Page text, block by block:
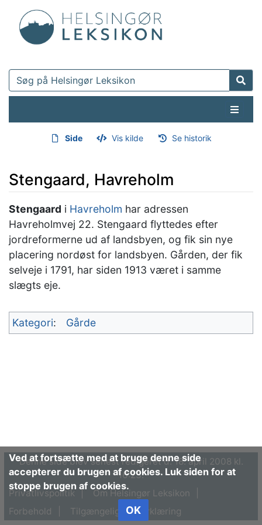
Side Vis kilde Se historik
Stengaard, Havreholm
Hop til:navigering,søgning
Stengaard i Havreholm har adressen
Havreholmvej 22. Stengaard flyttedes efter
jordreformerne ud af landsbyen, og fik sin nye
placering nordøst for landsbyen. Gården, der fik
selveje i 1791, har siden 1913 været i samme
slægts eje.
Ved at fortsætte med at bruge denne side
accepterer du brugen af cookies. Luk siden for at
stoppe brugen af cookies.
OK
Kategori: Gårde
Denne side blev senest redigeret d. 18. april 2008 kl.
16:23.
Privatlivspolitik
Om Helsingør Leksikon
Forbehold
Tilgængelighedserklæring